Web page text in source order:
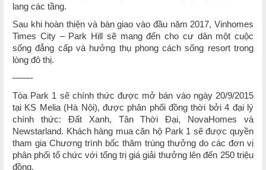
lang các tầng.
Sau khi hoàn thiện và bàn giao vào đầu năm 2017, Vinhomes
Times City – Park Hill sẽ mang đến cho cư dân một cuộc
sống đẳng cấp và hưởng thụ phong cách sống resort trong
lòng đô thị.
——-
Tòa Park 1 sẽ chính thức được mở bán vào ngày 20/9/2015
tại KS Melia (Hà Nội), được phân phối đồng thời bởi 4 đại lý
chính thức: Đất Xanh, Tân Thời Đại, NovaHomes và
Newstarland. Khách hàng mua căn hộ Park 1 sẽ được quyền
tham gia Chương trình bốc thăm trúng thưởng do các đơn vị
phân phối tổ chức với tổng trị giá giải thưởng lên đến 250 triệu
đồng.